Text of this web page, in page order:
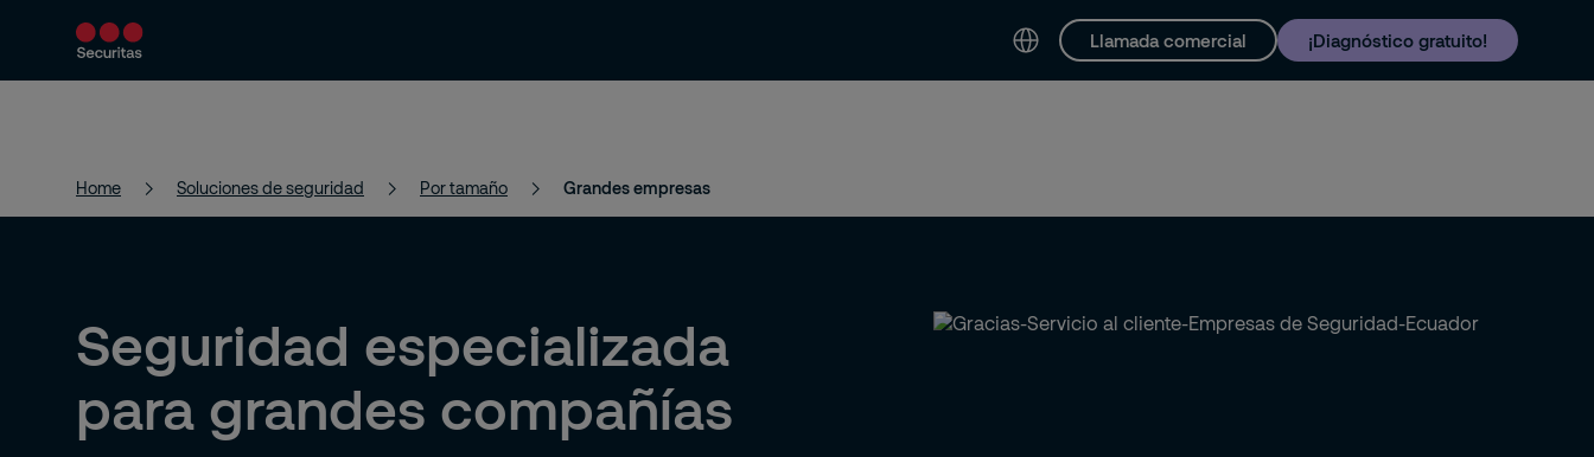
Llamada comercial ¡Diagnóstico gratuito!
Productos y servicios Soluciones de seguridad Noticias & Perspectivas Contáctenos y soporte Trabaja con nosotros
Home Soluciones de seguridad Por tamaño Grandes empresas
Seguridad especializada
para grandes compañías